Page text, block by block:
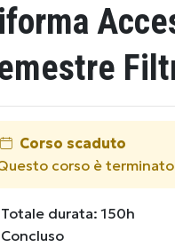
Corso scaduto
corso è
durata: 150h